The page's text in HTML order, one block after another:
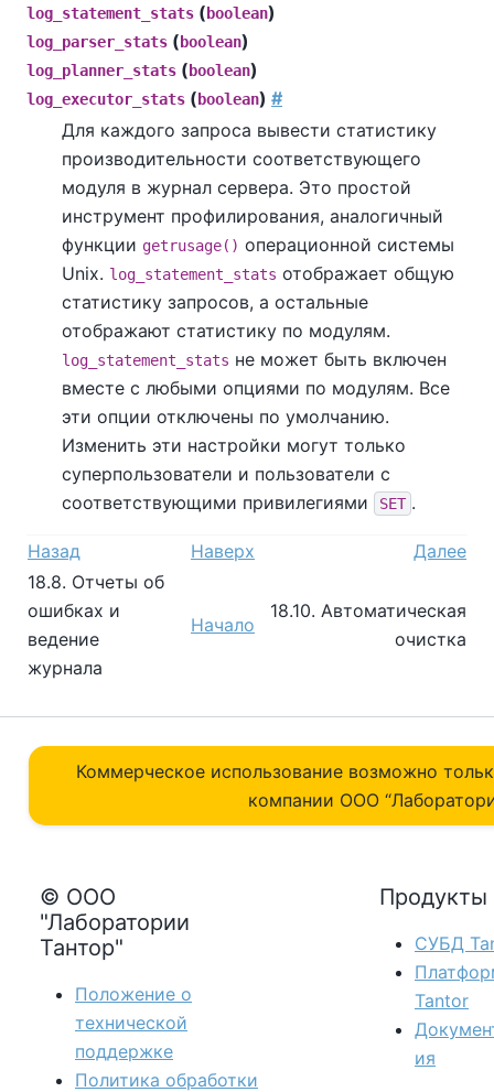
log_statement_stats ( boolean)
log_parser_stats ( boolean)
log_planner_stats ( boolean)
log_executor_stats ( boolean) #
Для каждого запроса вывести статистику
производительности соответствующего
модуля в журнал сервера. Это простой
инструмент профилирования, аналогичный
функции getrusage() операционной системы
Unix. log_statement_stats отображает общую
статистику запросов, а остальные
отображают статистику по модулям.
log_statement_stats не может быть включен
вместе с любыми опциями по модулям. Все
эти опции отключены по умолчанию.
Изменить эти настройки могут только
суперпользователи и пользователи с
соответствующими привилегиями
SET .
Назад Наверх
Далее
18.8. Отчеты об
ошибках и
ведение
журнала
Начало
18.10. Автоматическая
очистка
Коммерческое использование возможно
компании ОOO
© ООО
"Лаборатории
Тантор"
Положение о
технической
поддержке
Политика обработки
Продукты
СУБД
Tantor
ия